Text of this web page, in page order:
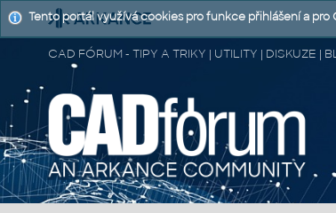
CAD FÓRUM - TIPY A TRIKY | UTILITY | DISKUZE |
Tento portál využívá cookies pro funkce přihlášení a